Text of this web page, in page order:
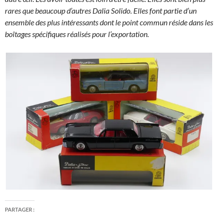
rares que beaucoup d’autres Dalia Solido. Elles font partie d’un
ensemble des plus intéressants dont le point commun réside dans les
boîtages spécifiques réalisés pour l’exportation.
PARTAGER :